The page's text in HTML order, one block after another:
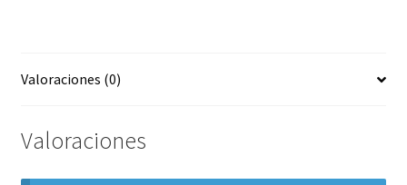
Valoraciones (0)
Valoraciones